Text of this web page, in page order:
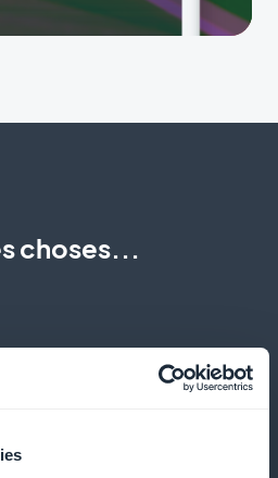
choses...